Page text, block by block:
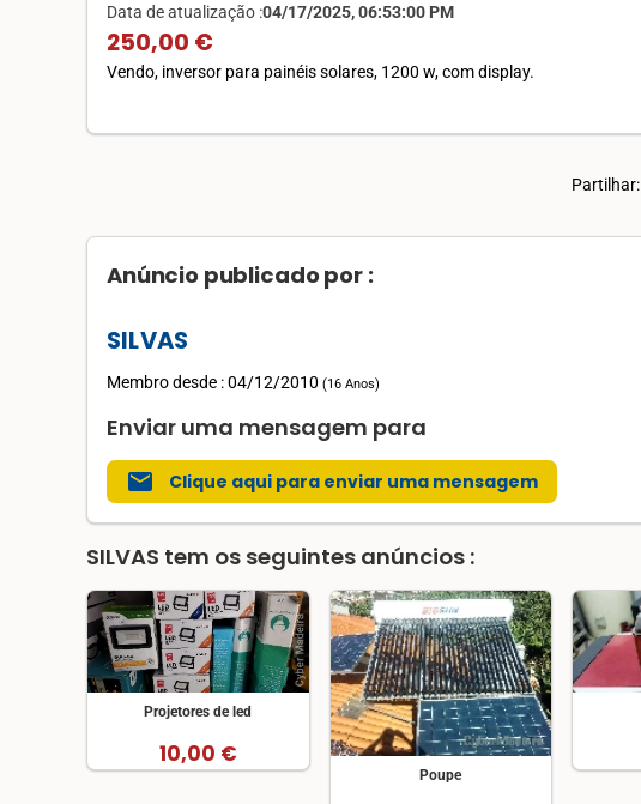
Data de atualização :04/17/2025, 06:53:00 PM
250,00 €
Vendo, inversor para painéis solares, 1200 w, com display.
Partilhar:
Anúncio publicado por :
SILVAS
Membro desde : 04/12/2010 (16 Anos)
Enviar uma mensagem para
mail Clique aqui para enviar uma mensagem
SILVAS tem os seguintes anúncios :
Projetores de led
10,00 €
Poupe